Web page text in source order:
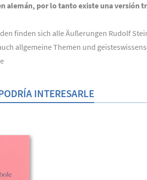
alemán, por lo tanto existe una versión
finden sich alle Äußerungen Rudolf
allgemeine Themen und
INTERESARLE